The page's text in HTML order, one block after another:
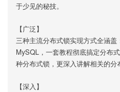
于少见的秘技。
【广泛】
三种主流分布式锁实现方式全涵盖
MySQL，一套教程彻底搞定分布
种分布式锁，更深入讲解相关的分
【深入】